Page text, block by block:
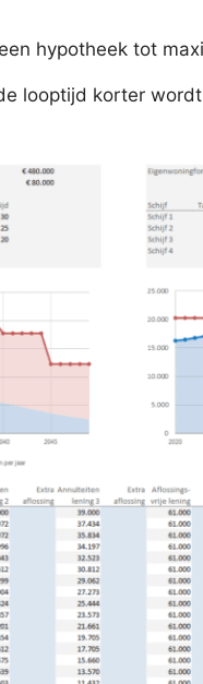
hypotheek tot
looptijd korter